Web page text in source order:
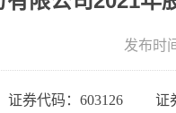
发布时
证券代码： 603126 证